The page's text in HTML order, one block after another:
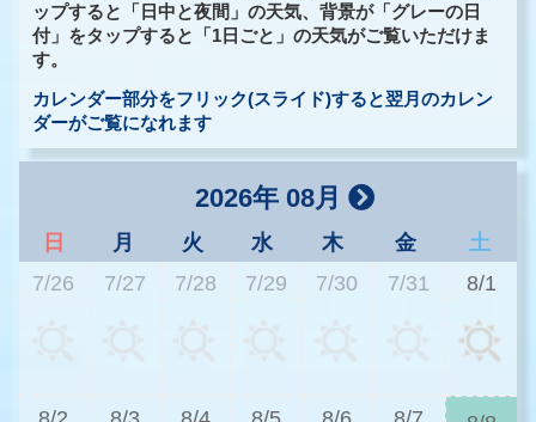
ップすると「日中と夜間」の天気、背景が「グレーの日
付」をタップすると「1日ごと」の天気がご覧いただけま
す。
カレンダー部分をフリック(スライド)すると翌月のカレン
ダーがご覧になれます
2026年 08月
日 月 火 水 木 金
土
7/26
7/27 7/28 7/29 7/30 7/31 8/1